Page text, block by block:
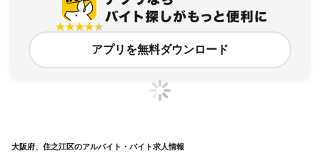
アプリを無料ダウンロード
大阪府、住之江区のアルバイト・バイト求人情報